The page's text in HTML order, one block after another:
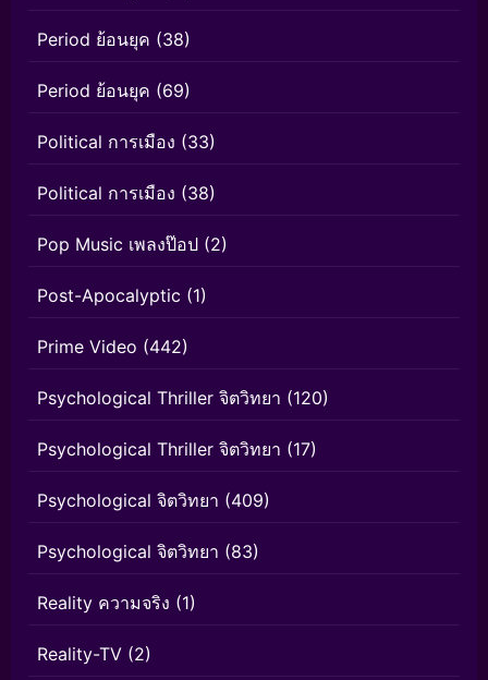
Period ย้อนยุค (38)
Period ย้อนยุค (69)
Political การเมือง (33)
Political การเมือง (38)
Pop Music เพลงป๊อป (2)
Post-Apocalyptic (1)
Prime Video (442)
Psychological Thriller จิตวิทยา (120)
Psychological Thriller จิตวิทยา (17)
Psychological จิตวิทยา (409)
Psychological จิตวิทยา (83)
Reality ความจริง (1)
Reality-TV (2)